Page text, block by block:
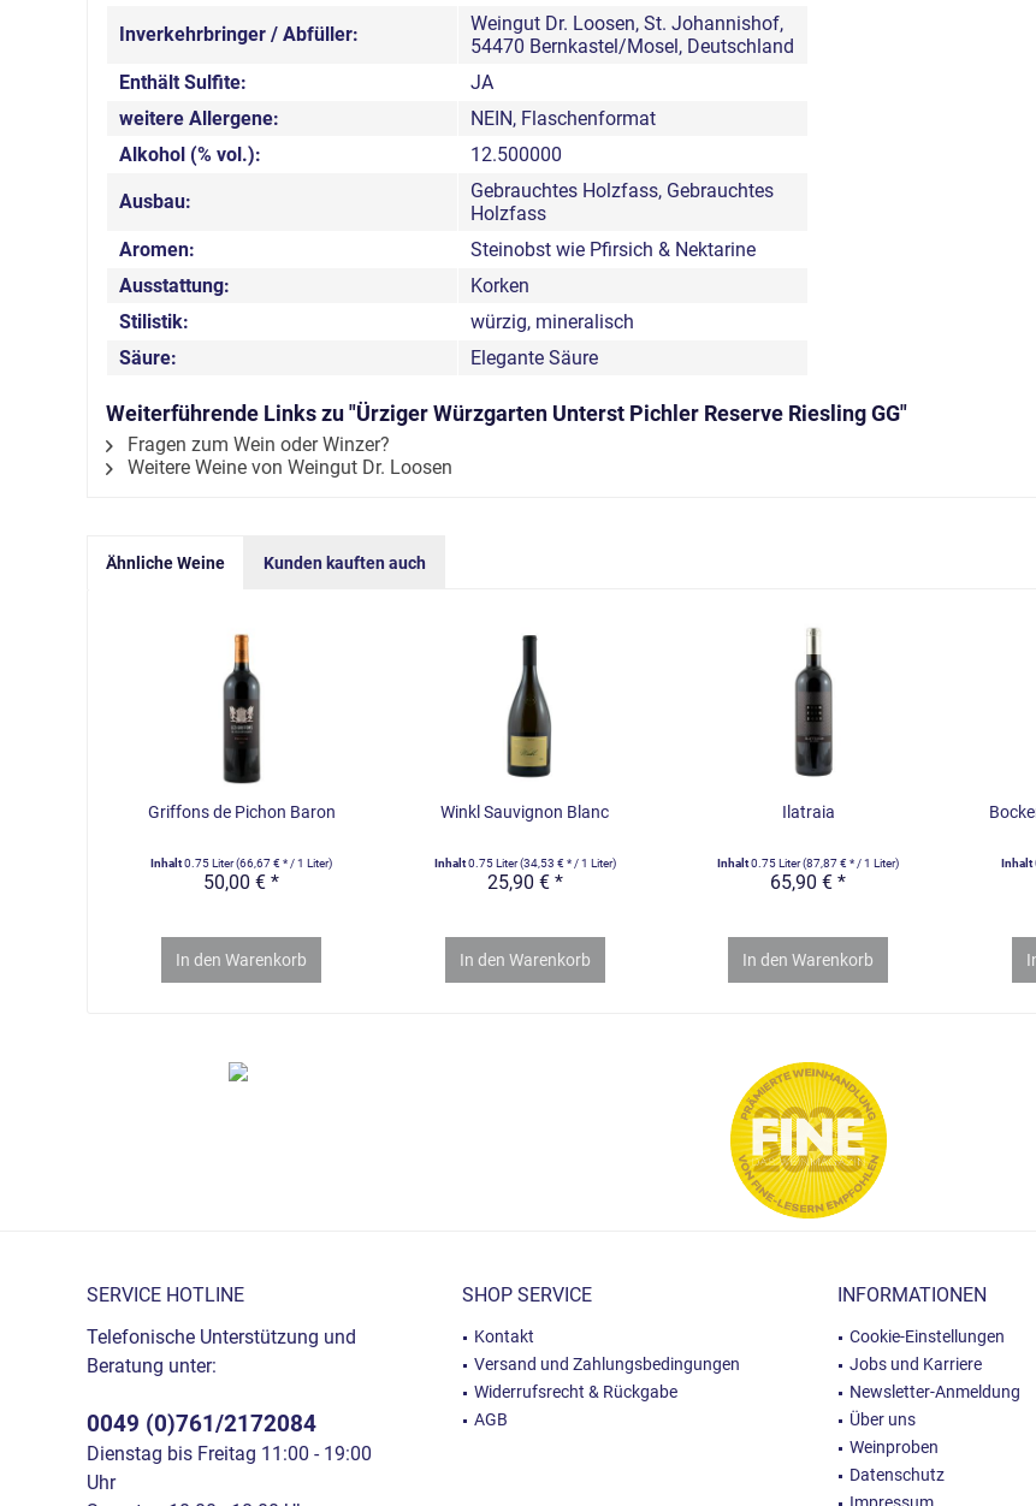
Inverkehrbringer / Abfüller:
Weingut Dr. Loosen, St. Johannishof,
54470 Bernkastel/Mosel, Deutschland
Enthält Sulfite:
JA
weitere Allergene:
NEIN, Flaschenformat
Alkohol (% vol.):
12.500000
Ausbau:
Gebrauchtes Holzfass, Gebrauchtes
Holzfass
Aromen:
Steinobst wie Pfirsich & Nektarine
Ausstattung:
Korken
Stilistik:
würzig, mineralisch
Säure:
Elegante Säure
Weiterführende Links zu "Ürziger Würzgarten Unterst Pichler Reserve Riesling GG"
Fragen zum Wein oder Winzer?
Weitere Weine von Weingut Dr. Loosen
Ähnliche Weine Kunden kauften auch
Griffons de Pichon Baron
Inhalt0.75 Liter(66,67 € * / 1 Liter)
50,00 € *
In den Warenkorb
Winkl Sauvignon Blanc
Inhalt0.75 Liter(34,53 € * / 1 Liter)
25,90 € *
In den Warenkorb
Ilatraia
Inhalt0.75 Liter(87,87 € * / 1 Liter)
65,90 € *
In den Warenkorb
Inhalt
SERVICE HOTLINE
Telefonische Unterstützung und
Beratung unter:
0049 (0)761/2172084
Dienstag bis Freitag 11:00 - 19:00
Uhr
SHOP SERVICE
Kontakt
Versand und Zahlungsbedingungen
Widerrufsrecht & Rückgabe
AGB
INFORMATIONEN
Cookie-Einstellungen
Jobs und Karriere
Newsletter-Anmeldung
Über uns
Weinproben
Datenschutz
Impressum